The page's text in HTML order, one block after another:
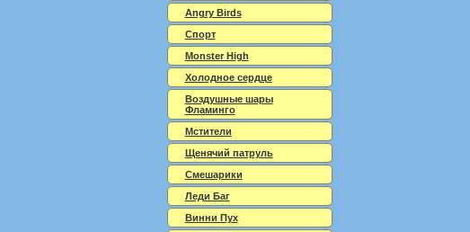
Angry Birds
Спорт
Monster High
Холодное сердце
Воздушные шары
Фламинго
Мстители
Щенячий патруль
Смешарики
Леди Баг
Винни Пух